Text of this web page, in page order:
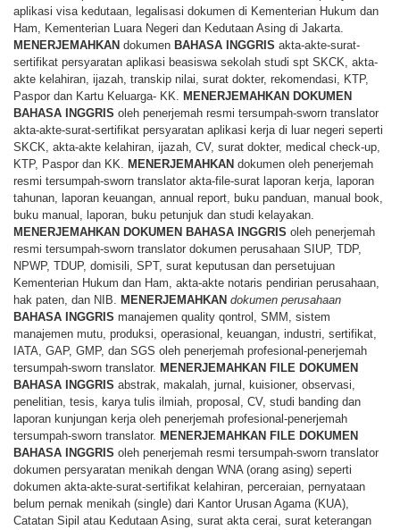
aplikasi visa kedutaan, legalisasi dokumen di Kementerian Hukum dan
Ham, Kementerian Luara Negeri dan Kedutaan Asing di Jakarta.
MENERJEMAHKAN dokumen BAHASA INGGRIS akta-akte-surat-
sertifikat persyaratan aplikasi beasiswa sekolah studi spt SKCK, akta-
akte kelahiran, ijazah, transkip nilai, surat dokter, rekomendasi, KTP,
Paspor dan Kartu Keluarga- KK. MENERJEMAHKAN DOKUMEN
BAHASA
INGGRIS oleh penerjemah resmi tersumpah-sworn translator
akta-akte-surat-sertifikat persyaratan aplikasi kerja di luar negeri seperti
SKCK, akta-akte kelahiran, ijazah, CV, surat dokter, medical check-up,
KTP, Paspor dan KK. MENERJEMAHKAN dokumen oleh penerjemah
resmi tersumpah-sworn translator akta-file-surat laporan kerja, laporan
tahunan, laporan keuangan, annual report, buku panduan, manual book,
buku manual, laporan, buku petunjuk dan studi kelayakan.
MENERJEMAHKAN DOKUMEN BAHASA INGGRIS oleh penerjemah
resmi tersumpah-sworn translator dokumen perusahaan SIUP, TDP,
NPWP, TDUP, domisili, SPT, surat keputusan dan persetujuan
Kementerian Hukum dan Ham, akta-akte notaris pendirian perusahaan,
hak paten, dan NIB. MENERJEMAHKAN dokumen perusahaan
BAHASA
INGGRIS manajemen quality qontrol, SMM, sistem
manajemen mutu, produksi, operasional, keuangan, industri, sertifikat,
IATA, GAP, GMP, dan SGS oleh penerjemah profesional-penerjemah
tersumpah-sworn translator. MENERJEMAHKAN FILE DOKUMEN
BAHASA
INGGRIS abstrak, makalah, jurnal, kuisioner, observasi,
penelitian, tesis, karya tulis ilmiah, proposal, CV, studi banding dan
laporan kunjungan kerja oleh penerjemah profesional-penerjemah
tersumpah-sworn translator. MENERJEMAHKAN FILE DOKUMEN
BAHASA
INGGRIS oleh penerjemah resmi tersumpah-sworn translator
dokumen persyaratan menikah dengan WNA (orang asing) seperti
dokumen akta-akte-surat-sertifikat kelahiran, perceraian, pernyataan
belum pernak menikah (single) dari Kantor Urusan Agama (KUA),
Catatan Sipil atau Kedutaan Asing, surat akta cerai, surat keterangan